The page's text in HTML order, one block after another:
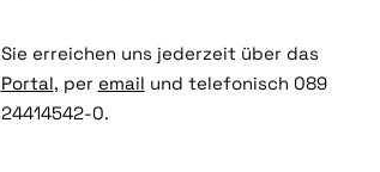
Sie erreichen uns jederzeit über das
Portal, per email und telefonisch 089
24414542-0.